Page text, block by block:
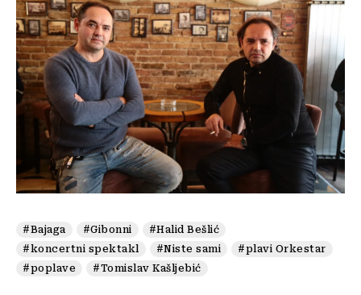
#Bajaga #Gibonni
#Halid Bešlić
#koncertni spektakl
#Niste sami
#plavi Orkestar
#poplave
#Tomislav Kašljebić